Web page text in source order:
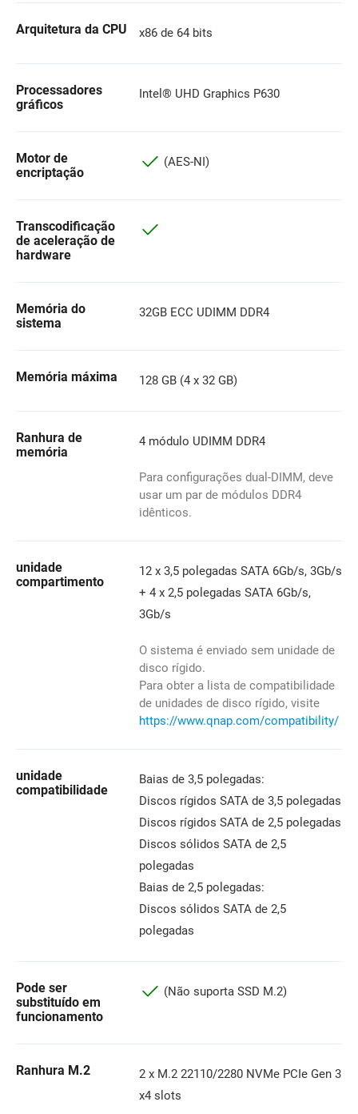
Arquitetura da CPU x86 de 64 bits
Processadores
gráficos
Intel® UHD Graphics P630
Motor de
encriptação
(AES-NI)
Transcodificação
de aceleração de
hardware
Memória do
sistema
32GB ECC UDIMM DDR4
Memória máxima 128 GB (4 x 32 GB)
Ranhura de
memória
4 módulo UDIMM DDR4
Para configurações dual-DIMM, deve
usar um par de módulos DDR4
idênticos.
unidade
compartimento
12 x 3,5 polegadas SATA 6Gb/s, 3Gb/s
+ 4 x 2,5 polegadas SATA 6Gb/s,
3Gb/s
O sistema é enviado sem unidade de
disco rígido.
Para obter a lista de compatibilidade
de unidades de disco rígido, visite
https://www.qnap.com/compatibility/
unidade
compatibilidade
Baias de 3,5 polegadas:
Discos rígidos SATA de 3,5 polegadas
Discos rígidos SATA de 2,5 polegadas
Discos sólidos SATA de 2,5
polegadas
Baias de 2,5 polegadas:
Discos sólidos SATA de 2,5
polegadas
Pode ser
substituído em
funcionamento
(Não suporta SSD M.2)
Ranhura M.2
2 x M.2 22110/2280 NVMe PCIe Gen 3
x4 slots